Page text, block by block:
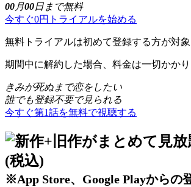
00月00日まで無料
今すぐ0円トライアルを始める
無料トライアルは初めて登録する方が対
期間中に解約した場合、料金は一切かかり
きみが死ぬまで恋をしたい
誰でも登録不要で見られる
今すぐ第1話を無料で視聴する
※App Store、Google Playからの